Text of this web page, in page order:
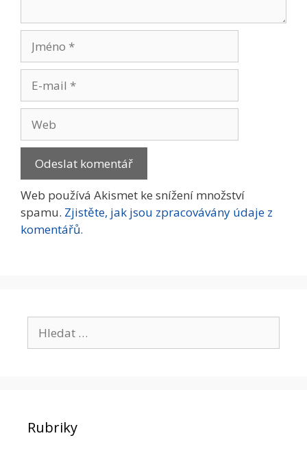
mail
Web používá Akismet ke snížení množství
spamu. Zjistěte, jak jsou zpracovávány údaje z
komentářů.
Rubriky